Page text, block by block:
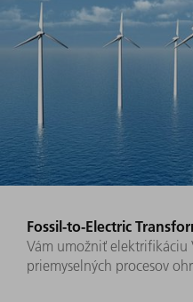
Fossil-to-Electric
Vám umožniť elektrifikáciu
priemyselných procesov